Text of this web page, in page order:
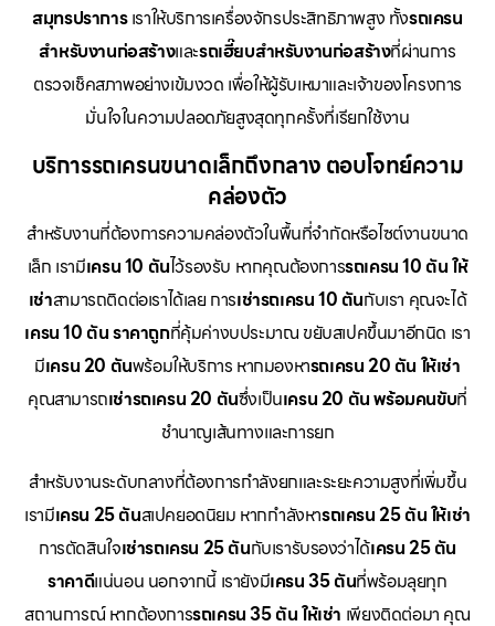
สมุทรปราการเราให้บริการเครื่องจักรประสิทธิภาพสูง ทั้งรถเครน
สำหรับงานก่อสร้างและรถเฮี๊ยบสำหรับงานก่อสร้างที่ผ่านการ
ตรวจเช็คสภาพอย่างเข้มงวด เพื่อให้ผู้รับเหมาและเจ้าของโครงการ
มั่นใจในความปลอดภัยสูงสุดทุกครั้งที่เรียกใช้งาน
บริการรถเครนขนาดเล็กถึงกลาง ตอบโจทย์ความ
คล่องตัว
สำหรับงานที่ต้องการความคล่องตัวในพื้นที่จำกัดหรือไซต์งานขนาด
เล็ก เรามีเครน 10 ตันไว้รองรับ หากคุณต้องการรถเครน 10 ตัน ให้
เช่าสามารถติดต่อเราได้เลย การเช่ารถเครน 10 ตันกับเรา คุณจะได้
เครน 10 ตัน ราคาถูกที่คุ้มค่างบประมาณ ขยับสเปคขึ้นมาอีกนิด เรา
มีเครน 20 ตันพร้อมให้บริการ หากมองหารถเครน 20 ตัน ให้เช่า
คุณสามารถเช่ารถเครน 20 ตันซึ่งเป็นเครน 20 ตัน พร้อมคนขับที่
ชำนาญเส้นทางและการยก
สำหรับงานระดับกลางที่ต้องการกำลังยกและระยะความสูงที่เพิ่มขึ้น
เรามีเครน 25 ตันสเปคยอดนิยม หากกำลังหารถเครน 25 ตัน ให้เช่า
การตัดสินใจเช่ารถเครน 25 ตันกับเรารับรองว่าได้เครน 25 ตัน
ราคาดีแน่นอน นอกจากนี้ เรายังมีเครน 35 ตันที่พร้อมลุยทุก
สถานการณ์ หากต้องการรถเครน 35 ตัน ให้เช่า เพียงติดต่อมา คุณ